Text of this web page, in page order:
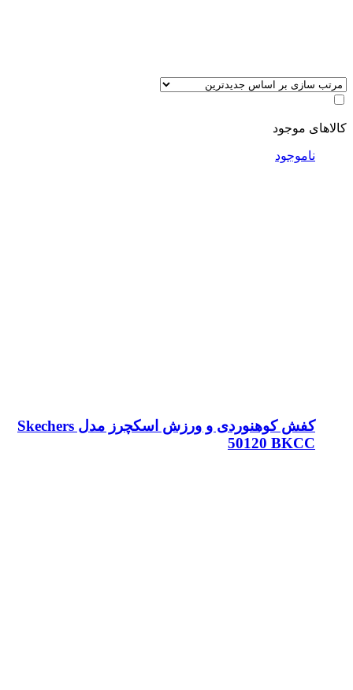
کالاهای موجود
ناموجود
کفش کوهنوردی و ورزش اسکچرز مدل Skechers
50120 BKCC